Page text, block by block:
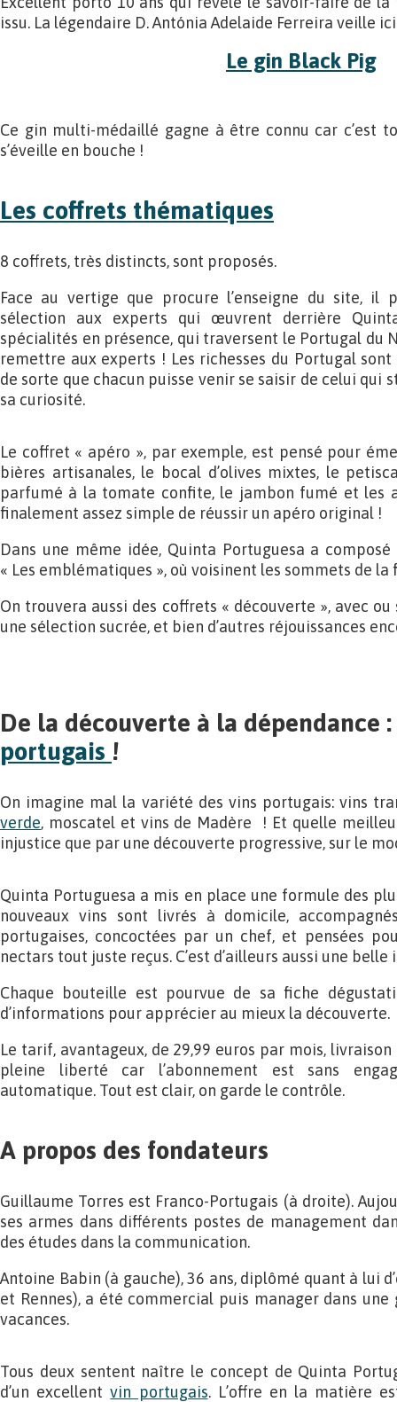
issu. La légendaire D. Antónia Adelaide Ferreira veille
Le gin Black Pig
Ce gin multi-médaillé gagne à être connu car c’est
s’éveille en bouche !
Les coffrets thématiques
8 coffrets, très distincts, sont proposés.
Face au vertige que procure l’enseigne du site,
sélection aux experts qui œuvrent derrière
spécialités en présence, qui traversent le Portugal du
remettre aux experts ! Les richesses du Portugal sont
de sorte que chacun puisse venir se saisir de celui qui
sa curiosité.
Le coffret « apéro », par exemple, est pensé pour
bières artisanales, le bocal d’olives mixtes, le
parfumé à la tomate confite, le jambon fumé et les
finalement assez simple de réussir un apéro original !
Dans une même idée, Quinta Portuguesa a
« Les emblématiques », où voisinent les sommets de la
On trouvera aussi des coffrets « découverte », avec
une sélection sucrée, et bien d’autres réjouissances
De la découverte à la dépendance :
portugais !
On imagine mal la variété des vins portugais: vins
verde, moscatel et vins de Madère ! Et quelle
injustice que par une découverte progressive, sur le
Quinta Portuguesa a mis en place une formule des
nouveaux vins sont livrés à domicile,
portugaises, concoctées par un chef, et pensées
nectars tout juste reçus. C’est d’ailleurs aussi une belle
Chaque bouteille est pourvue de sa fiche
d’informations pour apprécier au mieux la découverte.
Le tarif, avantageux, de 29,99 euros par mois, livraison
pleine liberté car l’abonnement est sans
automatique. Tout est clair, on garde le contrôle.
A propos des fondateurs
Guillaume Torres est Franco-Portugais (à droite).
ses armes dans différents postes de management
des études dans la communication.
Antoine Babin (à gauche), 36 ans, diplômé quant à lui
et Rennes), a été commercial puis manager dans une
vacances.
Tous deux sentent naître le concept de Quinta
d’un excellentvin portugais. L’offre en la matière